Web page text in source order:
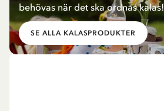
behövas när det ska ordnas kalas!
SE ALLA KALASPRODUKTER